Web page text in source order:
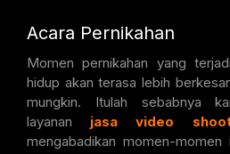
Acara Pernikahan
Momen pernikahan yang
hidup akan terasa lebih
mungkin. Itulah sebabnya
layanan jasa video
mengabadikan momen-momen